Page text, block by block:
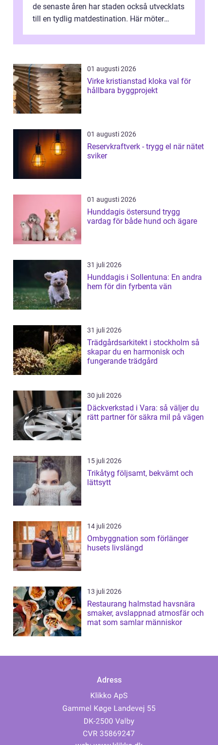
de senaste åren har staden också utvecklats
till en tydlig matdestination. Här möter
01 augusti 2026
Virke kristianstad kloka val för
hållbara byggprojekt
01 augusti 2026
Reservkraftverk - trygg el när nätet
sviker
01 augusti 2026
Hunddagis östersund trygg
vardag för både hund och ägare
31 juli 2026
Hunddagis i Sollentuna: En andra
hem för din fyrbenta vän
31 juli 2026
Trädgårdsarkitekt i stockholm så
skapar du en harmonisk och
fungerande trädgård
30 juli 2026
Däckverkstad i Vara: så väljer du
rätt partner för säkra mil på vägen
15 juli 2026
Trikåtyg följsamt, bekvämt och
lättsytt
14 juli 2026
Ombyggnation som förlänger
husets livslängd
13 juli 2026
Restaurang halmstad havsnära
smaker, avslappnad atmosfär och
mat som samlar människor
Adress